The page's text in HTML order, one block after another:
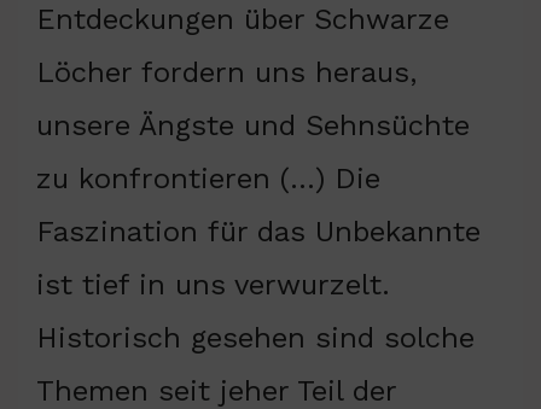
Entdeckungen über Schwarze
Löcher fordern uns heraus,
unsere Ängste und Sehnsüchte
zu konfrontieren (…) Die
Faszination für das Unbekannte
ist tief in uns verwurzelt.
Historisch gesehen sind solche
Themen seit jeher Teil der